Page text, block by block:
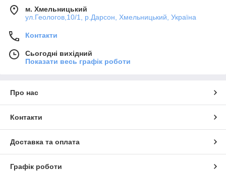
м. Хмельницький
ул.Геологов,10/1, р.Дарсон, Хмельницький, Україна
Контакти
Сьогодні вихідний
Показати весь графік роботи
Про нас
Контакти
Доставка та оплата
Графік роботи